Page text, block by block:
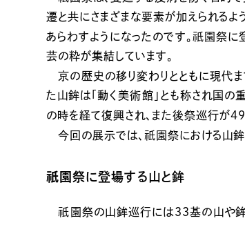
遷と共にさまざまな要素が加えられる
あらわすようになったのです。 祇園祭に
芸の粋が集結しています。
京の歴史の移り変わりとともに現代
た山鉾は「動く美術館」とも称され国
の時を経て復興され、また後祭巡行が
今回の展示では、祇園祭における山
祇園祭に登場する山と鉾
祇園祭の山鉾巡行には３３基の山や